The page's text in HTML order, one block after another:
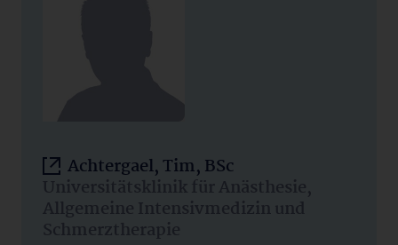
Achtergael, Tim, BSc
Universitätsklinik für Anästhesie,
Allgemeine Intensivmedizin und
Schmerztherapie